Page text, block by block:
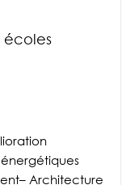
écoles
Architecture